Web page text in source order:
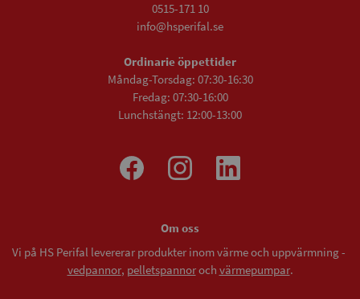
0515-171 10
info@hsperifal.se
Ordinarie öppettider
Måndag-Torsdag: 07:30-16:30
Fredag: 07:30-16:00
Lunchstängt: 12:00-13:00
Om oss
Vi på HS Perifal levererar produkter inom värme och uppvärmning -
vedpannor, pelletspannoroch värmepumpar.